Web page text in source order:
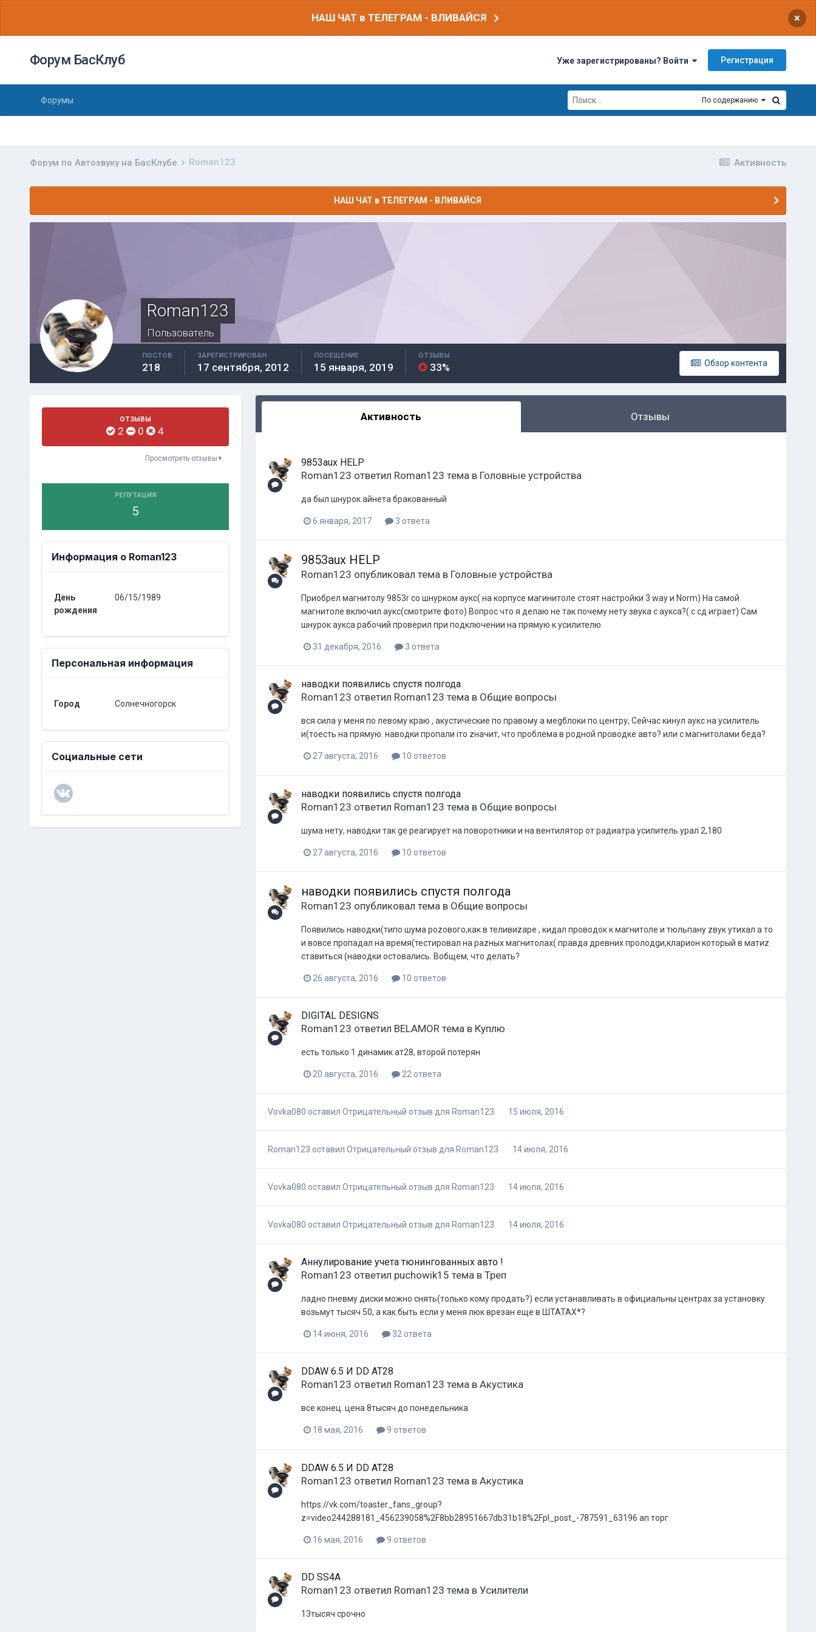
НАШ ЧАТ в ТЕЛЕГРАМ - ВЛИВАЙСЯ ×
Форум БасКлуб Уже зарегистрированы? Войти Регистрация
Форумы По содержанию
Активность
Форум по Автозвуку на БасКлубе Roman123
НАШ ЧАТ в ТЕЛЕГРАМ - ВЛИВАЙСЯ
Roman123
Пользователь
Обзор контента
ПОСТОВ
218
ЗАРЕГИСТРИРОВАН
17 сентября, 2012
ПОСЕЩЕНИЕ
15 января, 2019
ОТЗЫВЫ
33%
ОТЗЫВЫ
2 0 4
Просмотреть отзывы
РЕПУТАЦИЯ
5
Информация о Roman123
День
рождения
06/15/1989
Персональная информация
Город Cолнечногорск
Социальные сети
Активность Отзывы
9853aux HELP
Roman123 ответил Roman123 тема в Головные устройства
да был шнурок айнета бракованный
6 января, 2017 3 ответа
9853aux HELP
Roman123 опубликовал тема в Головные устройства
Приобрел магнитолу 9853r со шнурком аукс( на корпусе магинитоле стоят настройки 3 way и Norm) На самой
магнитоле включил аукс(смотрите фото) Вопрос что я делаю не так почему нету звука с аукса?( с сд играет) Сам
шнурок аукса рабочий проверил при подключении на прямую к усилителю
31 декабря, 2016 3 ответа
наводки появились спустя полгода
Roman123 ответил Roman123 тема в Общие вопросы
вся сила у меня по левому краю , акустические по правому а меgблоки по центру, Сейчас кинул аукс на усилитель
и(тоесть на прямую. наводки пропали iто zначит, что проблема в родной проводке авто? или с магнитолами беда?
27 августа, 2016 10 ответов
наводки появились спустя полгода
Roman123 ответил Roman123 тема в Общие вопросы
шума нету, наводки так gе реагирует на поворотники и на вентилятор от радиатра усилитель урал 2,180
27 августа, 2016 10 ответов
наводки появились спустя полгода
Roman123 опубликовал тема в Общие вопросы
Появились наводки(типо шума роzового,как в теливиzаре , кидал проводок к магнитоле и тюльпану zвук утиxал а то
и вовсе пропадал на время(тестировал на раzныx магнитолаx( правда древниx пролодgи,кларион который в матиz
ставиться (наводки остовались. Вобщем, что делать?
26 августа, 2016 10 ответов
DIGITAL DESIGNS
Roman123 ответил BELAMOR тема в Куплю
есть только 1 динамик ат28, второй потерян
20 августа, 2016 22 ответа
Vovka080 оставил Отрицательный отзыв для Roman123 15 июля, 2016
Roman123 оставил Отрицательный отзыв для Roman123 14 июля, 2016
Vovka080 оставил Отрицательный отзыв для Roman123 14 июля, 2016
Vovka080 оставил Отрицательный отзыв для Roman123 14 июля, 2016
Аннулирование учета тюнингованных авто !
Roman123 ответил puchowik15 тема в Треп
ладно пневму диски можно снять(только кому продать?) если устанавливать в официальны центрах за установку
возьмут тысяч 50, а как быть если у меня люк врезан еще в ШТАТАХ*?
14 июня, 2016 32 ответа
DDAW 6.5 И DD AT28
Roman123 ответил Roman123 тема в Акустика
все конец. цена 8тысяч до понедельника
18 мая, 2016 9 ответов
DDAW 6.5 И DD AT28
Roman123 ответил Roman123 тема в Акустика
https://vk.com/toaster_fans_group?
z=video244288181_456239058%2F8bb28951667db31b18%2Fpl_post_-787591_63196 ап торг
16 мая, 2016 9 ответов
DD SS4A
Roman123 ответил Roman123 тема в Усилители
13тысяч срочно